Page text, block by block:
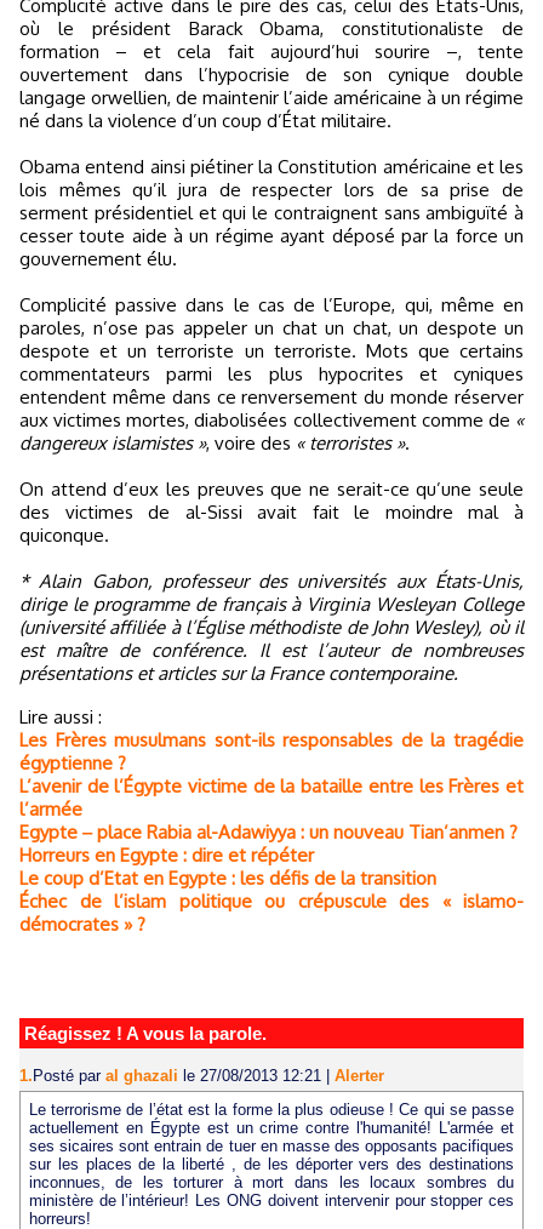
Complicité active dans le pire des cas, celui des États-Unis,
où le président Barack Obama, constitutionaliste de
formation – et cela fait aujourd’hui sourire –, tente
ouvertement dans l’hypocrisie de son cynique double
langage orwellien, de maintenir l’aide américaine à un régime
né dans la violence d’un coup d’État militaire.
Obama entend ainsi piétiner la Constitution américaine et les
lois mêmes qu’il jura de respecter lors de sa prise de
serment présidentiel et qui le contraignent sans ambiguïté à
cesser toute aide à un régime ayant déposé par la force un
gouvernement élu.
Complicité passive dans le cas de l’Europe, qui, même en
paroles, n’ose pas appeler un chat un chat, un despote un
despote et un terroriste un terroriste. Mots que certains
commentateurs parmi les plus hypocrites et cyniques
entendent même dans ce renversement du monde réserver
aux victimes mortes, diabolisées collectivement comme de «
dangereux islamistes », voire des « terroristes ».
On attend d’eux les preuves que ne serait-ce qu’une seule
des victimes de al-Sissi avait fait le moindre mal à
quiconque.
* Alain Gabon, professeur des universités aux États-Unis,
dirige le programme de français à Virginia Wesleyan College
(université affiliée à l’Église méthodiste de John Wesley), où il
est maître de conférence. Il est l’auteur de nombreuses
présentations et articles sur la France contemporaine.
Lire aussi :
Les Frères musulmans sont-ils responsables de la tragédie
égyptienne ?
L’avenir de l’Égypte victime de la bataille entre les Frères et
l’armée
Egypte ‒ place Rabia al-Adawiyya : un nouveau Tian’anmen ?
Horreurs en Egypte : dire et répéter
Le coup d’Etat en Egypte : les défis de la transition
Échec de l’islam politique ou crépuscule des « islamo-
démocrates » ?
Réagissez ! A vous la parole.
1. Posté par al ghazali le 27/08/2013 12:21
Alerter
Le terrorisme de l’état est la forme la plus odieuse ! Ce qui se passe
actuellement en Égypte est un crime contre l'humanité! L'armée et
ses sicaires sont entrain de tuer en masse des opposants pacifiques
sur les places de la liberté , de les déporter vers des destinations
inconnues, de les torturer à mort dans les locaux sombres du
ministère de l’intérieur! Les ONG doivent intervenir pour stopper ces
horreurs!